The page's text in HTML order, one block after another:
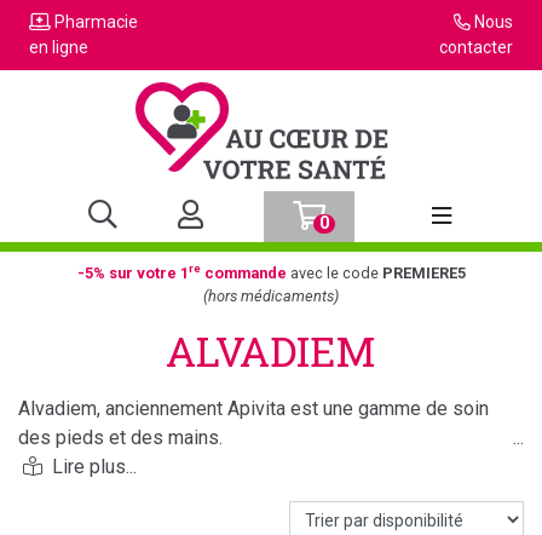
Pharmacie
en ligne
Nous
contacter
0
Afficher la
-5% sur votre 1recommande avec le code PREMIERE5
(hors médicaments)
ALVADIEM
Alvadiem, anciennement Apivita est une gamme de soin
des pieds et des mains.
propolis, cire d'abeille et gelée royale.